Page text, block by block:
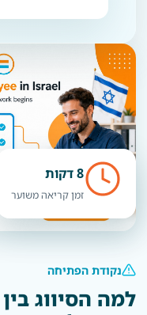
נקודת הפתיחה
למה הסיווג
8 דקות
זמן קריאה משוער